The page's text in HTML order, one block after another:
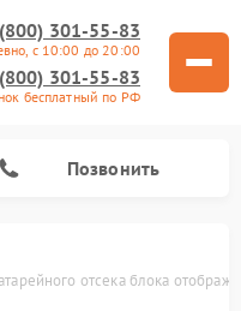
301-55-83
с 10:00 до 20:00
301-55-83
бесплатный по РФ
Позвонить
отсека блока